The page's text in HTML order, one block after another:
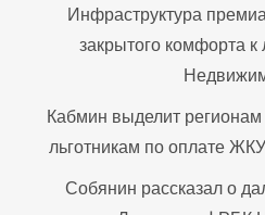
Инфраструктура
закрытого комфорта
Кабмин выделит
льготникам по оплате
Собянин рассказал о